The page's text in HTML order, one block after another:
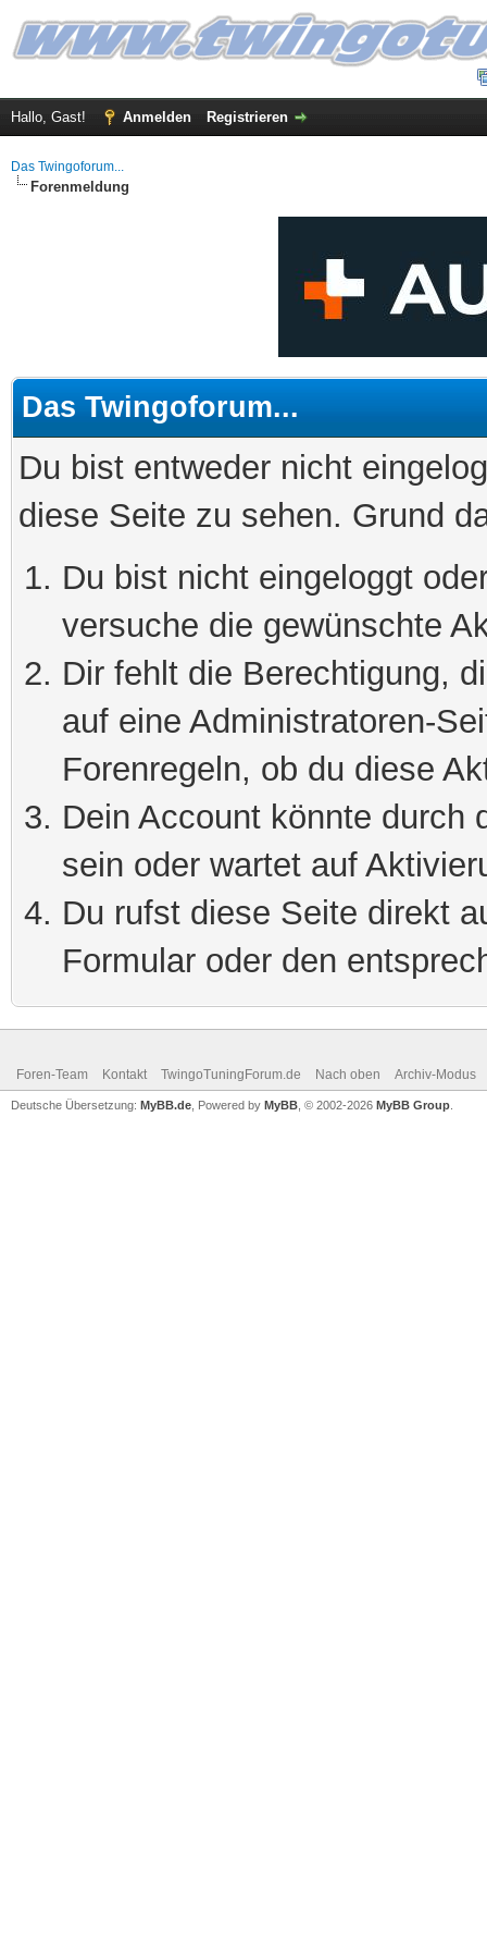
Hallo, Gast! Anmelden Registrieren
Das Twingoforum...
Forenmeldung
Das Twingoforum...
Du bist entweder nicht
diese Seite zu sehen. Grund
Du bist nicht eingeloggt
versuche die gewünschte
Dir fehlt die Berechtigung,
auf eine Administratoren-
Forenregeln, ob du diese
Dein Account könnte durch
sein oder wartet auf
Du rufst diese Seite direkt
Formular oder den
Foren-Team Kontakt TwingoTuningForum.de Nach oben Archiv-Modus
Deutsche Übersetzung: MyBB.de , Powered by MyBB , © 2002-2026 MyBB Group